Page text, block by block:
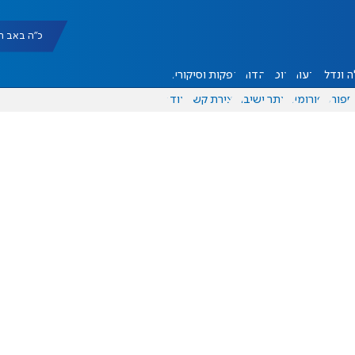
כ"ה באב תשפ"ו
ונדל"ן דעות אוכל יהדות הפקות וסיקורים
ספורט פורומים אתר ישיבה יצירת קשר עוד